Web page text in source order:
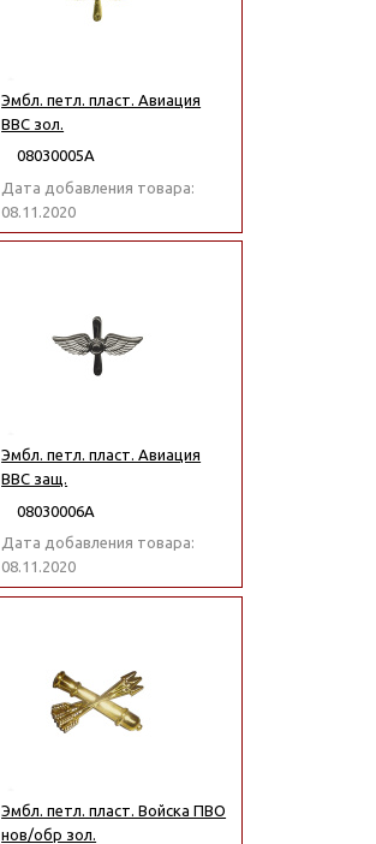
Эмбл. петл. пласт. Авиация
ВВС зол.
08030005А
Дата добавления товара:
08.11.2020
Эмбл. петл. пласт. Авиация
ВВС защ.
08030006А
Дата добавления товара:
08.11.2020
Эмбл. петл. пласт. Войска ПВО
нов/обр зол.